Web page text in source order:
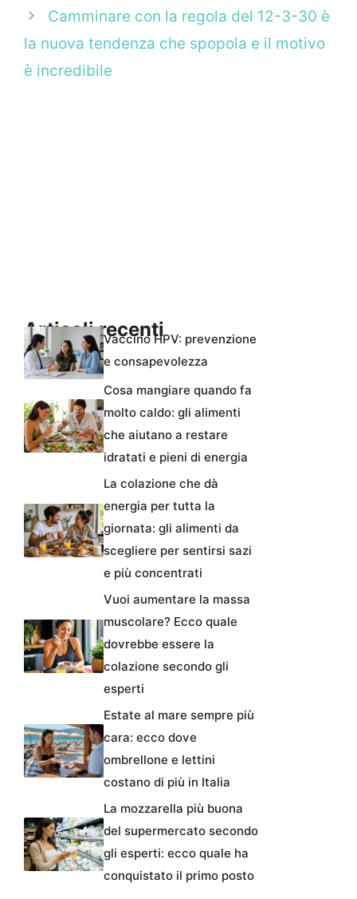
Camminare con la regola del 12-3-30 è
la nuova tendenza che spopola e il motivo
è incredibile
Articoli recentiVaccino HPV: prevenzione
e consapevolezza
Cosa mangiare quando fa
molto caldo: gli alimenti
che aiutano a restare
idratati e pieni di energia
La colazione che dà
energia per tutta la
giornata: gli alimenti da
scegliere per sentirsi sazi
e più concentrati
Vuoi aumentare la massa
muscolare? Ecco quale
dovrebbe essere la
colazione secondo gli
esperti
Estate al mare sempre più
cara: ecco dove
ombrellone e lettini
costano di più in Italia
La mozzarella più buona
del supermercato secondo
gli esperti: ecco quale ha
conquistato il primo posto